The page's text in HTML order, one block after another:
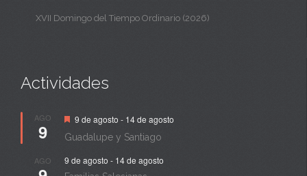
XVII Domingo del Tiempo Ordinario (2026)
Actividades
AGO
9
Destacado
9 de agosto - 14 de agosto
Guadalupe y Santiago
AGO 9 de agosto - 14 de agosto